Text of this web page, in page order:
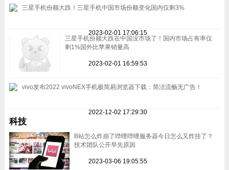
三星手机份额大跌！三星手机中国市场份额变化国内仅剩3%
2023-02-01 17:06:15
三星手机份额大跌在中国没市场了！国内市场占有率仅
剩1%国外比苹果销量高
2023-02-01 16:59:53
vivo发布2022 vivoNEX手机极简易浏览器下载：简洁流畅无广告！
2022-12-02 17:29:30
科技
B站怎么炸崩了哔哩哔哩服务器今日怎么又炸挂了？
技术团队公开早先原因
2023-03-06 19:05:55